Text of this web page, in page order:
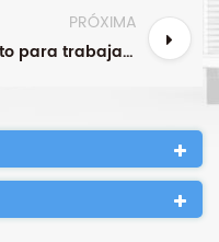
PRÓXIMA
Casa prefabricada, alojamiento para trabajadores, campamento minero, sitio de construcción, campos petrolíferos, dormitorio para trabajadores